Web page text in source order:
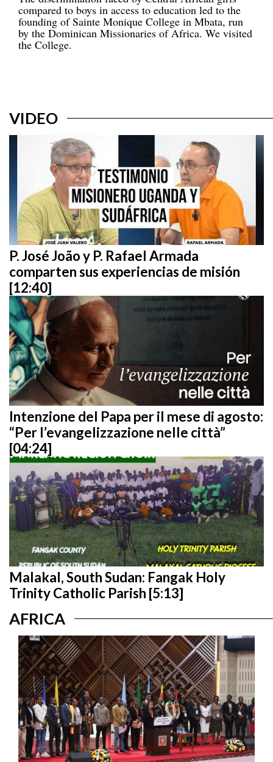
compared to boys in access to education led to the
founding of Sainte Monique College in Mbata, run
by the Dominican Missionaries of Africa. We visited
the College.
VIDEO
P. José João y P. Rafael Armada
comparten sus experiencias de misión
[12:40]
Intenzione del Papa per il mese di agosto:
“Per l’evangelizzazione nelle città”
[04:24]
Malakal, South Sudan: Fangak Holy
Trinity Catholic Parish [5:13]
AFRICA